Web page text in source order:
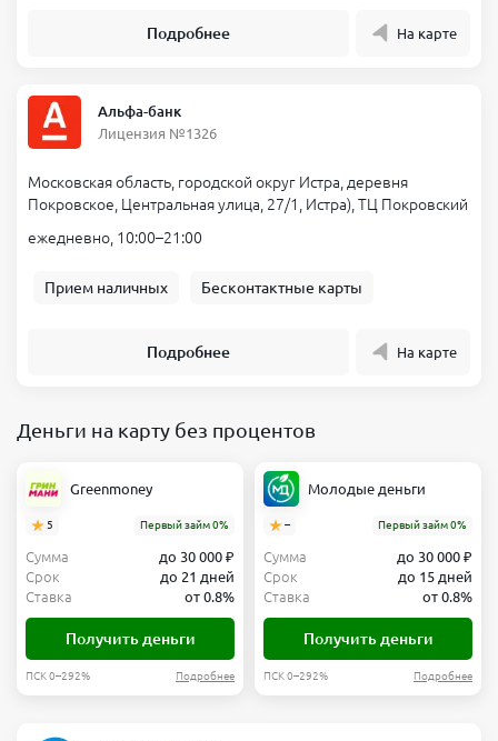
Подробнее На карте
Альфа-банк
Лицензия №1326
Московская область, городской округ Истра, деревня
Покровское, Центральная улица, 27/1, Истра), ТЦ Покровский
ежедневно, 10:00–21:00
Прием наличных Бесконтактные карты
Подробнее На карте
Деньги на карту без процентов
Greenmoney
5 Первый займ 0%
Сумма
до 30 000 ₽
Срок
до 21 дней
Ставка
от 0.8%
Получить деньги
ПСК 0–292% Подробнее
Молодые деньги
– Первый займ 0%
Сумма
до 30 000 ₽
Срок
до 15 дней
Ставка
от 0.8%
Получить деньги
ПСК 0–292% Подробнее